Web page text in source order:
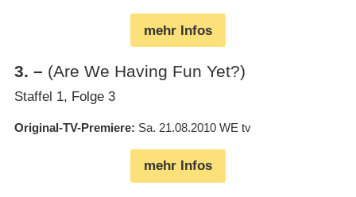
mehr Infos
3. – (Are We Having Fun Yet?)
Staffel 1, Folge 3
Original-TV-Premiere Sa. 21.08.2010 WE tv
mehr Infos